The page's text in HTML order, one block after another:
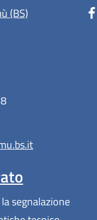
(BS) (apre in
segnalazione